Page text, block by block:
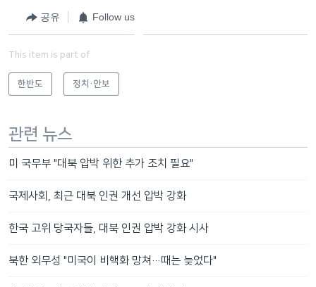
공유 Follow us
This item is part of
한반도 정치·안보
관련 뉴스
미 국무부 "대북 압박 위한 추가 조치 필요"
국제사회, 최근 대북 인권 개선 압박 강화
한국 고위 당국자들, 대북 인권 압박 강화 시사
북한 외무성 "미국이 비핵화 망쳐…때는 늦었다"